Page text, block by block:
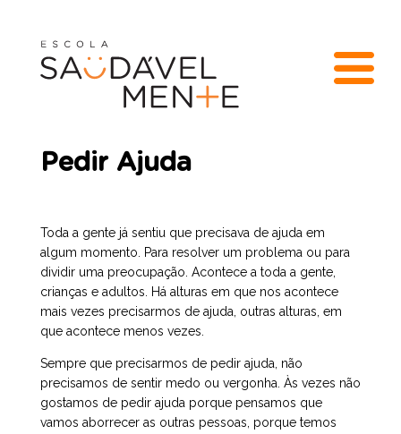
Pedir Ajuda
Toda a gente já sentiu que precisava de ajuda em
algum momento. Para resolver um problema ou para
dividir uma preocupação. Acontece a toda a gente,
crianças e adultos. Há alturas em que nos acontece
mais vezes precisarmos de ajuda, outras alturas, em
que acontece menos vezes.
Sempre que precisarmos de pedir ajuda, não
precisamos de sentir medo ou vergonha. Às vezes não
gostamos de pedir ajuda porque pensamos que
vamos aborrecer as outras pessoas, porque temos